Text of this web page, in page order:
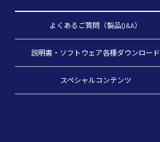
よくあるご質問（製品Q&A）
説明書・ソフトウェア各種ダウンロード
スペシャルコンテンツ